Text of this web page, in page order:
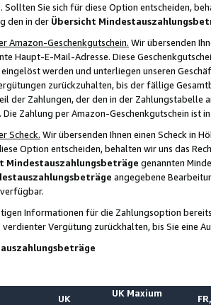
Sie sich für diese Option entscheiden,
den in der Übersicht
Amazon-Geschenkgutschein. Wir übersenden
Haupt-E-Mail-Adresse. Diese
werden und unterliegen unseren
zurückzuhalten, bis der fällige
der Zahlungen, der den in der
Zahlung per Amazon-Geschenkgutschein ist
Scheck. Wir übersenden Ihnen einen Scheck in
Option entscheiden, behalten wir uns das
Mindestauszahlungsbeträge genannten
angegebene
Informationen für die Zahlungsoption
verdienter Vergütung zurückhalten, bis Sie
UK
UK Maxium